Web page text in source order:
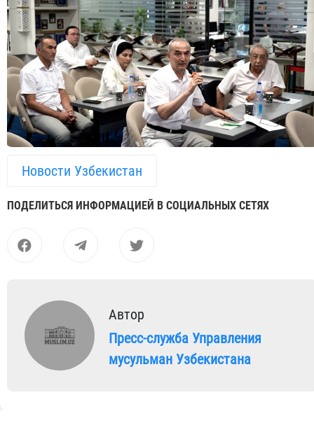
Новости Узбекистан
ПОДЕЛИТЬСЯ ИНФОРМАЦИЕЙ В СОЦИАЛЬНЫХ СЕТЯХ
Автор
Пресс-служба Управления
мусульман Узбекистана